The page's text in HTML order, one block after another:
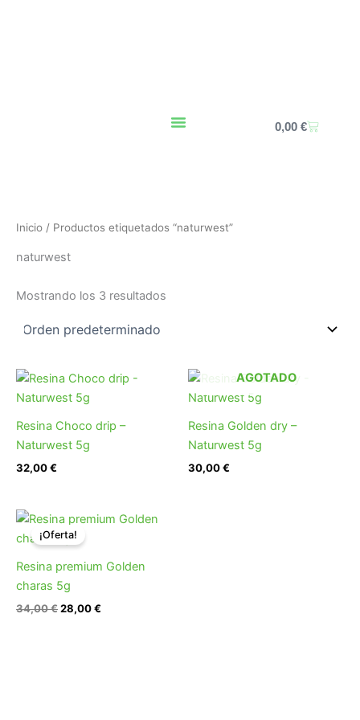
0,00€Carrito
Inicio / Productos etiquetados “naturwest”
naturwest
Mostrando los 3 resultados
Resina Choco drip –
Naturwest 5g
32,00€
AGOTADO
Resina Golden dry –
Naturwest 5g
30,00€
¡Oferta!
Resina premium Golden
charas 5g
34,00€
El
precio
original
34,00 €.
28,00€
El
28,00 €.